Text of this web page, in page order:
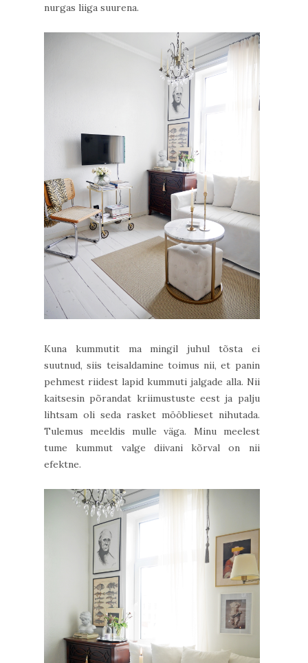
nurgas liiga suurena.
Kuna kummutit ma mingil juhul tõsta ei
suutnud, siis teisaldamine toimus nii, et panin
pehmest riidest lapid kummuti jalgade alla. Nii
kaitsesin põrandat kriimustuste eest ja palju
lihtsam oli seda rasket mööblieset nihutada.
Tulemus meeldis mulle väga. Minu meelest
tume kummut valge diivani kõrval on nii
efektne.